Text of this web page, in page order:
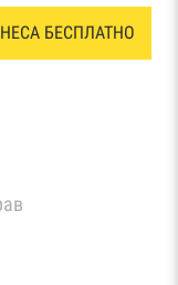
БЕСПЛАТНО